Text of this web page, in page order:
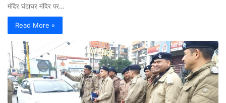
मंदिर घंटाघर मंदिर पर…
Read More »